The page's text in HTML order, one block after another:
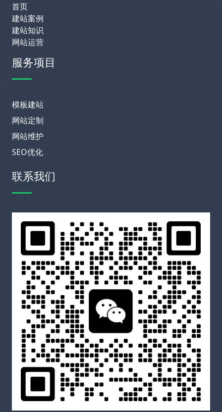
首页
建站案例
建站知识
网站运营
服务项目
模板建站
网站定制
网站维护
SEO优化
联系我们